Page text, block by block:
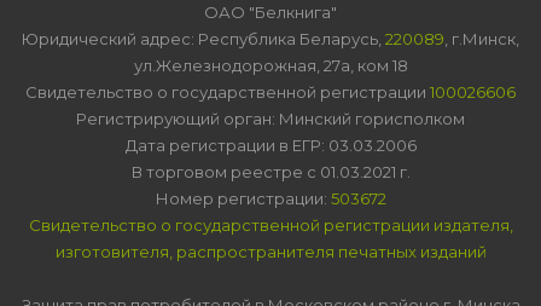
ОАО "Белкнига"
Юридический адрес: Республика Беларусь, 220089 , г.Минск,
ул.Железнодорожная, 27а, ком 18
Свидетельство о государственной регистрации 100026606
Регистрирующий орган: Минский горисполком
Дата регистрации в ЕГР: 03.03.2006
В торговом реестре с 01.03.2021 г.
Номер регистрации: 503672
Свидетельство о государственной регистрации издателя,
изготовителя, распространителя печатных изданий